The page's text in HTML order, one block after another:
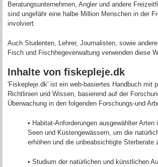
Beratungsunternehmen, Angler und andere
sind ungefähr eine halbe Million Menschen in der
involviert.
Auch Studenten, Lehrer, Journalisten, sowie
Fisch und Fischhegeverwaltung verwenden diese
Inhalte von fiskepleje.dk
'Fiskepleje.dk' ist ein web-basiertes Handbuch mit
Richtlinien und Wissen, basierend auf der
Überwachung in den folgenden Forschungs-und
• Habitat-Anforderungen ausgewählter Arten
Seen und Küstengewässern, um die
erhöhen und die unbeabsichtigte Sterberate
• Studium der natürlichen und künstlichen